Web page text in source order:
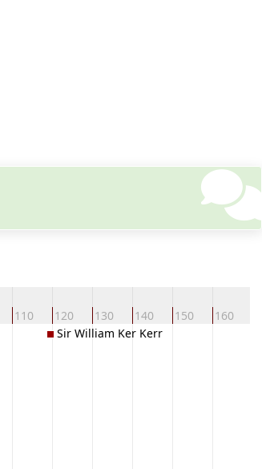
110 120 130 140 150 160
Sir William Ker Kerr